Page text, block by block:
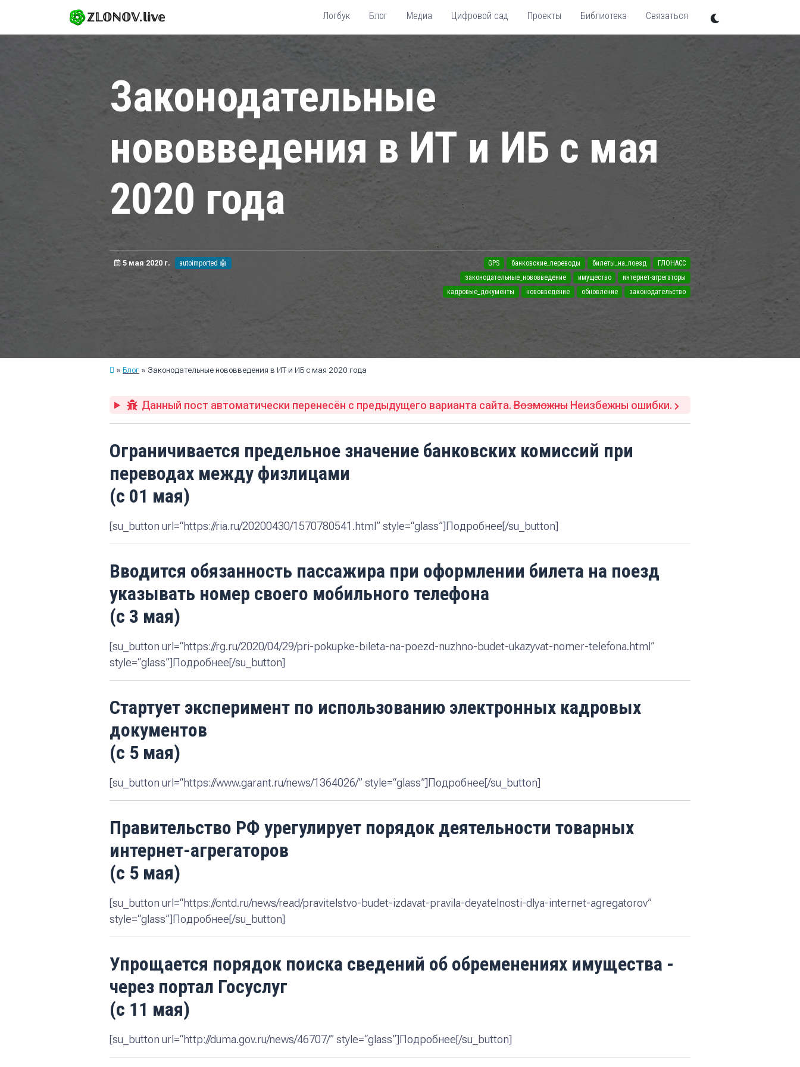
ℤ𝕃𝕆ℕ𝕆𝕍.𝕝𝕚𝕧𝕖 Логбук Блог Медиа Цифровой сад Проекты Библиотека Связаться
Законодательные
нововведения в ИТ и ИБ с мая
2020 года
5 мая 2020 г. autoimported 🤖 GPS банковские_переводы билеты_на_поезд
ГЛОНАСС
законодательные_нововведение
имущество
интернет-агрегаторы
кадровые_документы
нововведение обновление законодательство
Блог Законодательные нововведения в ИТ и ИБ с мая 2020 года
Данный пост автоматически перенесён с предыдущего варианта сайта.ВозможныНеизбежны ошибки.
Ограничивается предельное значение банковских комиссий при
переводах между физлицами
(с 01 мая)
[su_button url=“https://ria.ru/20200430/1570780541.html” style=“glass”]Подробнее[/su_button]
Вводится обязанность пассажира при оформлении билета на поезд
указывать номер своего мобильного телефона
(с 3 мая)
[su_button url=“https://rg.ru/2020/04/29/pri-pokupke-bileta-na-poezd-nuzhno-budet-ukazyvat-nomer-telefona.html”
style=“glass”]Подробнее[/su_button]
Стартует эксперимент по использованию электронных кадровых
документов
(с 5 мая)
[su_button url=“https://www.garant.ru/news/1364026/” style=“glass”]Подробнее[/su_button]
Правительство РФ урегулирует порядок деятельности товарных
интернет-агрегаторов
(с 5 мая)
[su_button url=“https://cntd.ru/news/read/pravitelstvo-budet-izdavat-pravila-deyatelnosti-dlya-internet-agregatorov”
style=“glass”]Подробнее[/su_button]
Упрощается порядок поиска сведений об обременениях имущества -
через портал Госуслуг
(с 11 мая)
[su_button url=“http://duma.gov.ru/news/46707/” style=“glass”]Подробнее[/su_button]